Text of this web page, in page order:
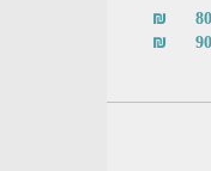
₪
₪